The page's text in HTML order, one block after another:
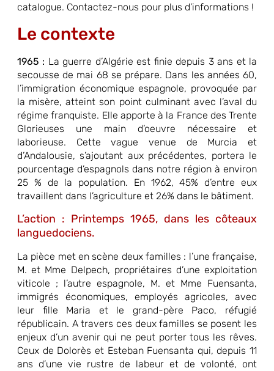
catalogue. Contactez-nous pour plus d’informations !
Le contexte
1965 : La guerre d’Algérie est finie depuis 3 ans et la
secousse de mai 68 se prépare. Dans les années 60,
l’immigration économique espagnole, provoquée par
la misère, atteint son point culminant avec l’aval du
régime franquiste. Elle apporte à la France des Trente
Glorieuses une main d’oeuvre nécessaire et
laborieuse. Cette vague venue de Murcia et
d’Andalousie, s’ajoutant aux précédentes, portera le
pourcentage d’espagnols dans notre région à environ
25 % de la population. En 1962, 45% d’entre eux
travaillent dans l’agriculture et 26% dans le bâtiment.
L’action : Printemps 1965, dans les côteaux
languedociens.
La pièce met en scène deux familles : l’une française,
M. et Mme Delpech, propriétaires d’une exploitation
viticole ; l’autre espagnole, M. et Mme Fuensanta,
immigrés économiques, employés agricoles, avec
leur fille Maria et le grand-père Paco, réfugié
républicain. A travers ces deux familles se posent les
enjeux d’un avenir qui ne peut porter tous les rêves.
Ceux de Dolorès et Esteban Fuensanta qui, depuis 11
ans d’une vie rustre de labeur et de volonté, ont